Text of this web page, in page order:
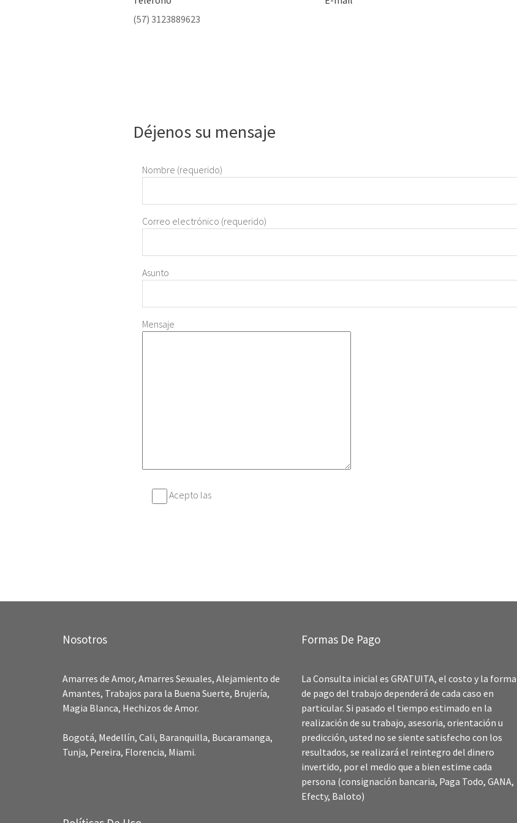
(57) 3123889623
Déjenos su mensaje
Nombre (requerido)
Correo electrónico (requerido)
Asunto
Mensaje
Acepto las
Nosotros
Amarres de Amor, Amarres Sexuales, Alejamiento de
Amantes, Trabajos para la Buena Suerte, Brujería,
Magia Blanca, Hechizos de Amor.
Bogotá, Medellín, Cali, Baranquilla, Bucaramanga,
Tunja, Pereira, Florencia, Miami.
Formas De Pago
La Consulta inicial es GRATUITA, el costo y la forma
de pago del trabajo dependerá de cada caso en
particular. Si pasado el tiempo estimado en la
realización de su trabajo, asesoria, orientación u
predicción, usted no se siente satisfecho con los
resultados, se realizará el reintegro del dinero
invertido, por el medio que a bien estime cada
persona (consignación bancaria, Paga Todo, GANA,
Efecty, Baloto)